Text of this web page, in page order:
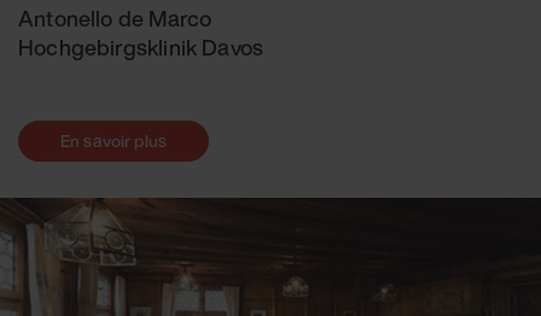
Antonello de Marco
Hochgebirgsklinik Davos
En savoir plus